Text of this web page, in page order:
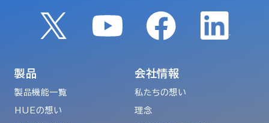
製品
製品機能一覧
HUEの想い
会社情報
私たちの想い
理念